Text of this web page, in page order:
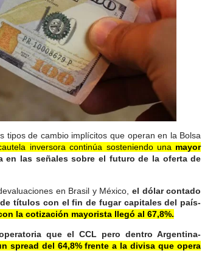
tipos de cambio implícitos que operan en la Bolsa
inversora continúa sosteniendo una mayor
en las señales sobre el futuro de la oferta de
en Brasil y México,el dólar contado
títulos con el fin de fugar capitales del país-
la cotización mayorista llegó al 67,8%.
que el CCL pero dentro Argentina-
spread del 64,8% frente a la divisa que opera